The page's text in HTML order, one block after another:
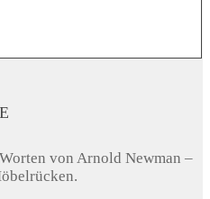
von Arnold Newman –